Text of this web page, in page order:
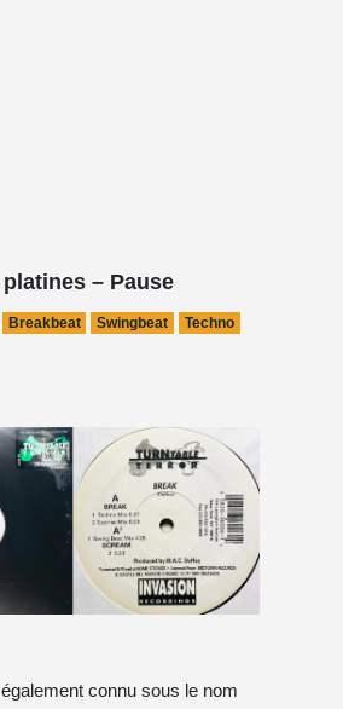
– Pause
Breakbeat Swingbeat Techno
connu sous le nom